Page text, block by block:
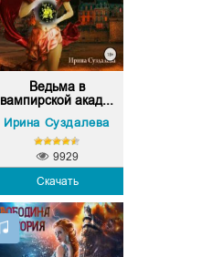
Ведьма в
вампирской акад...
Ирина Суздалева
Скачать
9929